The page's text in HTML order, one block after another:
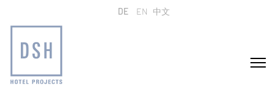
Sprache auswählen
DE EN 中文